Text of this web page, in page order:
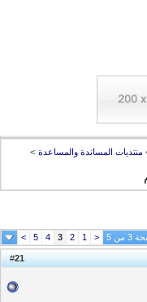
المساندة والمساعدة >
5
<
1
3
4
5
>
21